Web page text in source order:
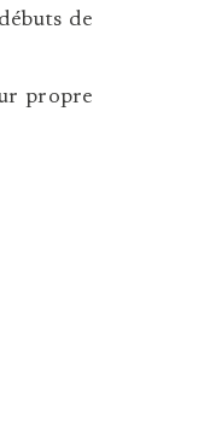
de
propre